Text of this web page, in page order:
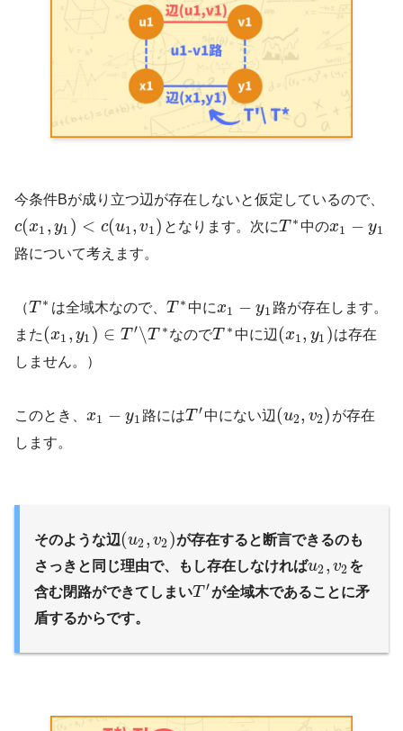
今条件Bが成り立つ辺が存在しないと仮定しているので、
c(x1 , y1 ) < c(u1, v1) となります。次にT ∗ 中のx1 − y1
路について考えます。
（T ∗ は全域木なので、 T ∗ 中にx1 − y1 路が存在します。
また(x1 , y1 ) ∈ T ′∖T ∗なのでT ∗中に辺 (x1, y1 )は存在
しません。）
このとき、 x1 − y1 路にはT ′中にない辺 (u2, v2) が存在
します。
そのような辺(u2 , v2 )が存在すると断言できるのも
さっきと同じ理由で、もし存在しなければu2 , v2 を
含む閉路ができてしまいT ′が全域木であることに矛
盾するからです。